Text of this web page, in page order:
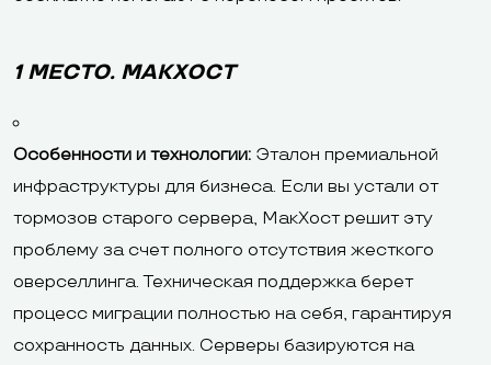
1 МЕСТО. МАКХОСТ
Особенности и технологии: Эталон премиальной
инфраструктуры для бизнеса. Если вы устали от
тормозов старого сервера, МакХост решит эту
проблему за счет полного отсутствия жесткого
оверселлинга. Техническая поддержка берет
процесс миграции полностью на себя, гарантируя
сохранность данных. Серверы базируются на